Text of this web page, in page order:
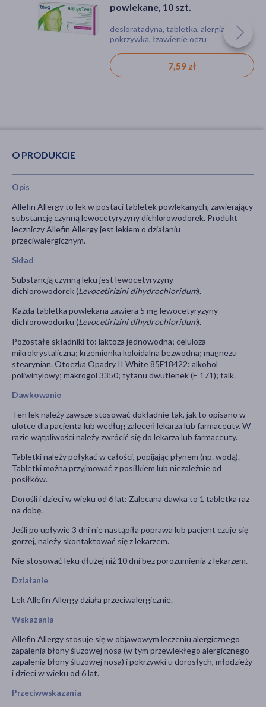
powlekane, 10 szt.
desloratadyna, tabletka, alergia,
pokrzywka, łzawienie oczu
7,59 zł
O PRODUKCIE
Opis
Allefin Allergy to lek w postaci tabletek powlekanych, zawierający
substancję czynną lewocetyryzyny dichlorowodorek. Produkt
leczniczy Allefin Allergyjest lekiem o działaniu
przeciwalergicznym.
Skład
Substancją czynną leku jest lewocetyryzyny
dichlorowodorek (Levocetirizini dihydrochloridum).
Każda tabletka powlekana zawiera 5 mg lewocetyryzyny
dichlorowodorku (Levocetirizini dihydrochloridum).
Pozostałe składniki to: laktoza jednowodna; celuloza
mikrokrystaliczna; krzemionka koloidalna bezwodna; magnezu
stearynian. Otoczka Opadry II White 85F18422: alkohol
poliwinylowy; makrogol 3350; tytanu dwutlenek (E 171); talk.
Dawkowanie
Ten lek należy zawsze stosować dokładnie tak, jak to opisano w
ulotce dla pacjenta lub według zaleceń lekarza lub farmaceuty. W
razie wątpliwości należy zwrócić się do lekarza lub farmaceuty.
Tabletki należy połykać w całości, popijając płynem (np. wodą).
Tabletki można przyjmować z posiłkiem lub niezależnie od
posiłków.
Dorośli i dzieci w wieku od 6 lat: Zalecana dawka to 1 tabletka raz
na dobę.
Jeśli po upływie 3 dni nie nastąpiła poprawa lub pacjent czuje się
gorzej, należy skontaktować się z lekarzem.
Nie stosować leku dłużej niż 10 dni bez porozumienia z lekarzem.
Działanie
Lek Allefin Allergy działa przeciwalergicznie.
Wskazania
Allefin Allergy stosuje się w objawowym leczeniu alergicznego
zapalenia błony śluzowej nosa (w tym przewlekłego alergicznego
zapalenia błony śluzowej nosa) i pokrzywki u dorosłych, młodzieży
i dzieci w wieku od 6 lat.
Przeciwwskazania